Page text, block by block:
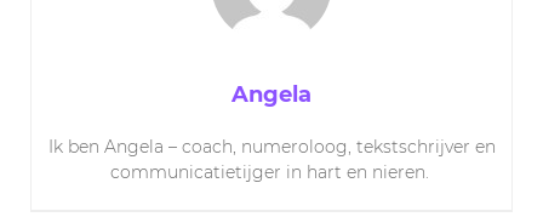
Angela
Ik ben Angela – coach, numeroloog, tekstschrijver en
communicatietijger in hart en nieren.